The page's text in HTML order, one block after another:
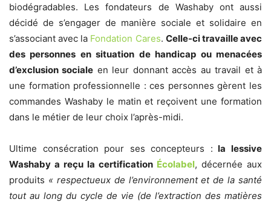
biodégradables. Les fondateurs de Washaby ont aussi
décidé de s’engager de manière sociale et solidaire en
s’associant avec la Fondation Cares. Celle-ci travaille avec
des personnes en situation de handicap ou menacées
d’exclusion sociale en leur donnant accès au travail et à
une formation professionnelle : ces personnes gèrent les
commandes Washaby le matin et reçoivent une formation
dans le métier de leur choix l’après-midi.
Ultime consécration pour ses concepteurs : la lessive
Washaby a reçu la certification Écolabel, décernée aux
produits « respectueux de l’environnement et de la santé
tout au long du cycle de vie (de l’extraction des matières